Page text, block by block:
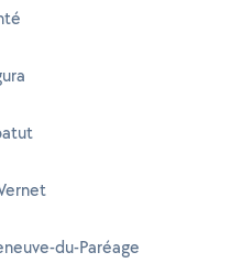
du-Paréage